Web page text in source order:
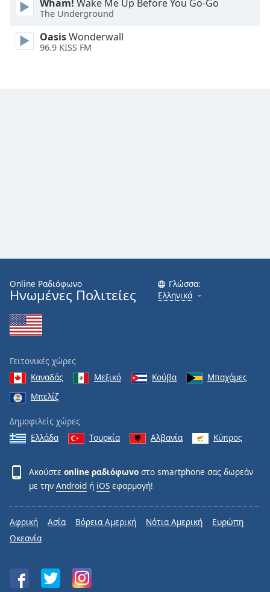
Wham! Wake Me Up Before You Go-Go
The Underground
OasisWonderwall
96.9 KISS FM
Online Ραδιόφωνο
Ηνωμένες Πολιτείες
Γλώσσα:
Ελληνικά
Γειτονικές χώρες
Καναδάς
Μεξικό Κούβα
Μπαχάμες
Μπελίζ
Δημοφιλείς χώρες
Ελλάδα
Τουρκία Αλβανία Κύπρος
Ακούστε online ραδιόφωνο στο smartphone σας δωρεάν
με την Android ή iOS εφαρμογή!
Αφρική Ασία Βόρεια Αμερική Νότια Αμερική
Ευρώπη
Ωκεανία